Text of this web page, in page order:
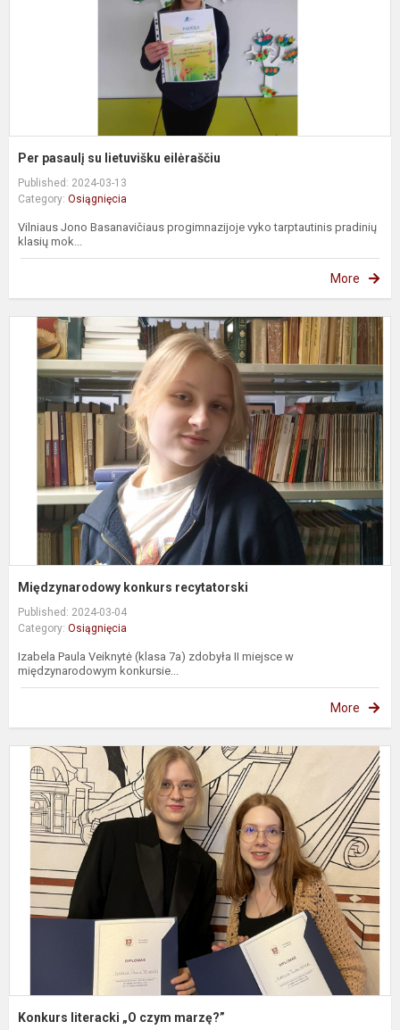
Per pasaulį su lietuvišku eilėraščiu
Published: 2024-03-13
Category: Osiągnięcia
Vilniaus Jono Basanavičiaus progimnazijoje vyko tarptautinis pradinių
klasių mok...
More
Międzynarodowy konkurs recytatorski
Published: 2024-03-04
Category: Osiągnięcia
Izabela Paula Veiknytė (klasa 7a) zdobyła II miejsce w
międzynarodowym konkursie...
More
Konkurs literacki „O czym marzę?”